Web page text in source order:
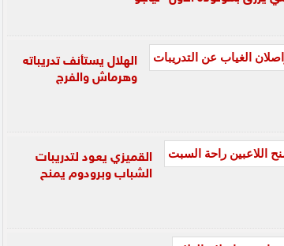
الهلال يستأنف تدريباته
وهرماش والفرج
القميزي يعود لتدريبات
الشباب وبرودوم يمنح